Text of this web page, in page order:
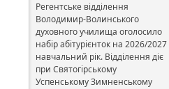
Регентське відділення
Володимир-Волинського
духовного училища оголосило
набір абітурієнток на 2026/2027
навчальний рік. Відділення діє
при Святогірському
Успенському Зимненському